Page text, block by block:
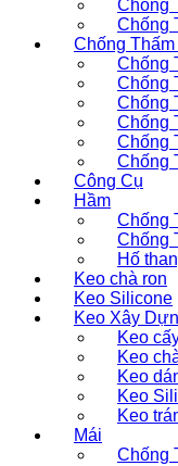
Chống
Chống
Chống
Chống
Chống
Chống
Chống
Chống
Chống
Công Cụ
Hầm
Chống
Chống
Hố
Keo chà ron
Keo Silicone
Keo Xây
Keo
Keo
Keo
Keo
Keo
Mái
Chống